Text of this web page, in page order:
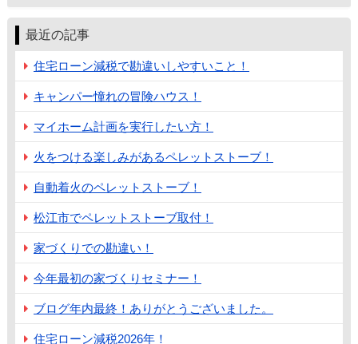
最近の記事
住宅ローン減税で勘違いしやすいこと！
キャンパー憧れの冒険ハウス！
マイホーム計画を実行したい方！
火をつける楽しみがあるペレットストーブ！
自動着火のペレットストーブ！
松江市でペレットストーブ取付！
家づくりでの勘違い！
今年最初の家づくりセミナー！
ブログ年内最終！ありがとうございました。
住宅ローン減税2026年！